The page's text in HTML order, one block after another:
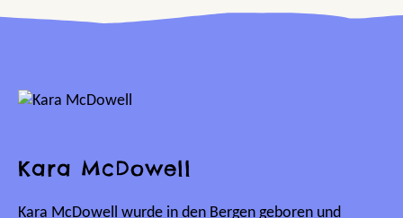
Kara McDowell
Kara McDowell wurde in den Bergen geboren und